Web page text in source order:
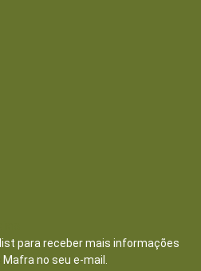
para receber mais informações
no seu e-mail.